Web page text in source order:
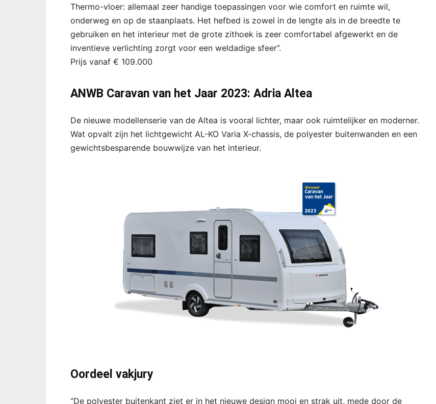
Thermo-vloer: allemaal zeer handige toepassingen voor wie comfort en ruimte wil,
onderweg en op de staanplaats. Het hefbed is zowel in de lengte als in de breedte te
gebruiken en het interieur met de grote zithoek is zeer comfortabel afgewerkt en de
inventieve verlichting zorgt voor een weldadige sfeer”.
Prijs vanaf € 109.000
ANWB Caravan van het Jaar 2023: Adria Altea
De nieuwe modellenserie van de Altea is vooral lichter, maar ook ruimtelijker en moderner.
Wat opvalt zijn het lichtgewicht AL-KO Varia X-chassis, de polyester buitenwanden en een
gewichtsbesparende bouwwijze van het interieur.
Oordeel vakjury
“De polyester buitenkant ziet er in het nieuwe design mooi en strak uit, mede door de